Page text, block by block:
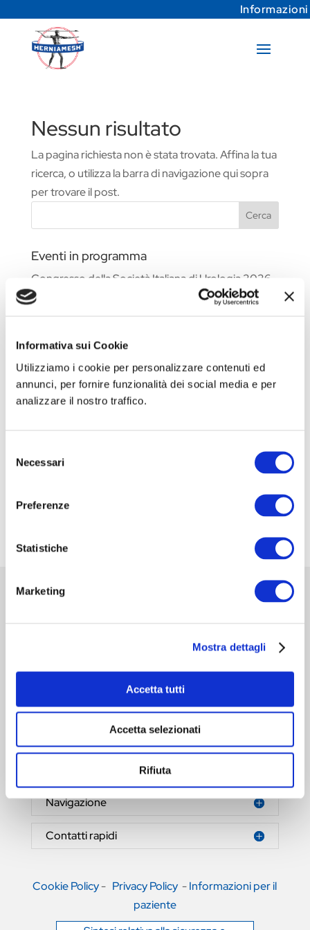
Informativa sui Cookie
Utilizziamo i cookie per personalizzare contenuti ed
annunci, per fornire funzionalità dei social media e per
analizzare il nostro traffico.
delNecessari
Preferenze
Statistiche
Marketing
Mostra dettagli
Accetta tutti
Accetta selezionati
Rifiuta
Informazioni
Nessun risultato
La pagina richiesta non è stata trovata. Affina la tua
ricerca, o utilizza la barra di navigazione qui sopra
per trovare il post.
Cerca
Eventi in programma
Congresso della Società Italiana di Urologia 2026
Fiera Commerciale WHX Dubai 2026
– STEP I
CORSO DI FORMAZIONE: SCUOLA SIC-ISHAWS
– STEP II
HERNIAMESH® S.r.l.
Area riservata
Navigazione
Contatti rapidi
Cookie Policy- Privacy Policy -Informazioni per il
paziente